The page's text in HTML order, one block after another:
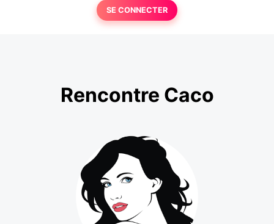
SE CONNECTER
Rencontre Caco